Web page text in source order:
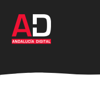
contenido
principal